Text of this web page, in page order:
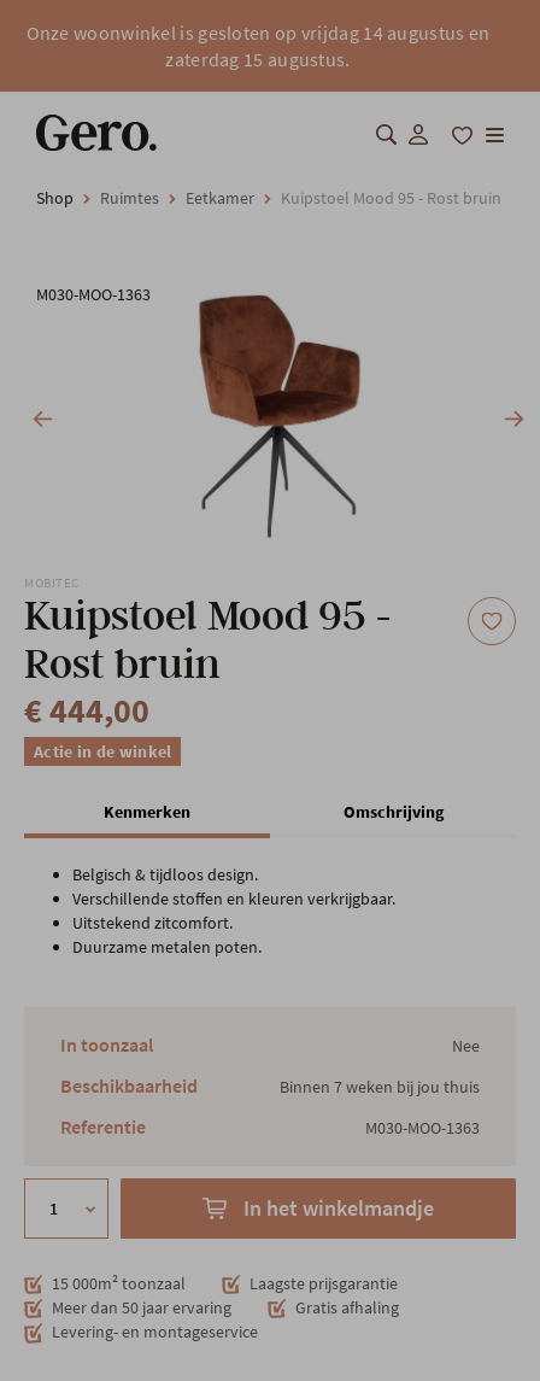
Onze woonwinkel is gesloten op vrijdag 14 augustus en
zaterdag 15 augustus.
Shop Ruimtes Eetkamer Kuipstoel Mood 95 - Rost bruin
M030-MOO-1363
MOBITEC
Kuipstoel Mood 95 -
Rost bruin
€ 444,00
Actie in de winkel
Kenmerken Omschrijving
Belgisch & tijdloos design.
Verschillende stoffen en kleuren verkrijgbaar.
Uitstekend zitcomfort.
Duurzame metalen poten.
In toonzaal Nee
Beschikbaarheid Binnen 7 weken bij jou thuis
Referentie M030-MOO-1363
In het winkelmandje
15 000m² toonzaal
Laagste prijsgarantie
Meer dan 50 jaar ervaring
Gratis afhaling
Levering- en montageservice